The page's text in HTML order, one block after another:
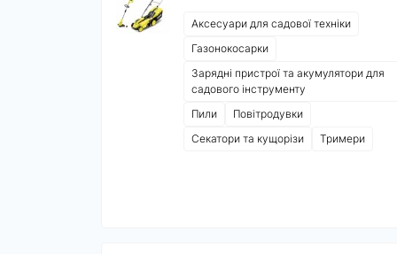
Аксесуари для садової техніки
Газонокосарки
Зарядні пристрої та акумулятори для
садового інструменту
Пили
Повітродувки
Секатори та кущорізи
Тримери